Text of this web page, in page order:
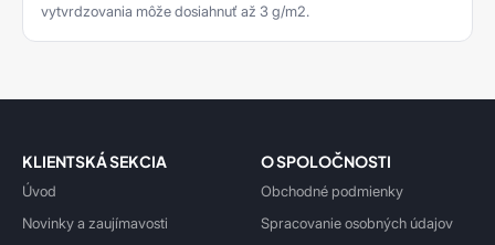
vytvrdzovania môže dosiahnuť až 3 g/m2.
KLIENTSKÁ SEKCIA
Úvod
Novinky a zaujímavosti
O SPOLOČNOSTI
Obchodné podmienky
Spracovanie osobných údajov